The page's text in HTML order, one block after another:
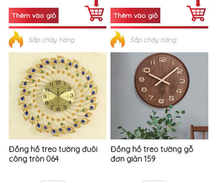
Sắp cháy hàng Sắp cháy hàng
Đồng hồ treo tường đuôi
công tròn 064
Đồng hồ treo tường gỗ
đơn giản 159